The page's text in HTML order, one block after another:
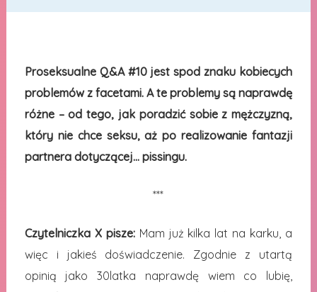
Proseksualne Q&A #10 jest spod znaku kobiecych
problemów z facetami. A te problemy są naprawdę
różne – od tego, jak poradzić sobie z mężczyzną,
który nie chce seksu, aż po realizowanie fantazji
partnera dotyczącej… pissingu.
***
Czytelniczka X pisze:Mam już kilka lat na karku, a
więc i jakieś doświadczenie. Zgodnie z utartą
opinią jako 30latka naprawdę wiem co lubię,